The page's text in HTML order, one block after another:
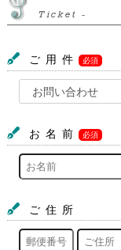
Ticket -
ご用件 必須
お名前 必須
ご住所